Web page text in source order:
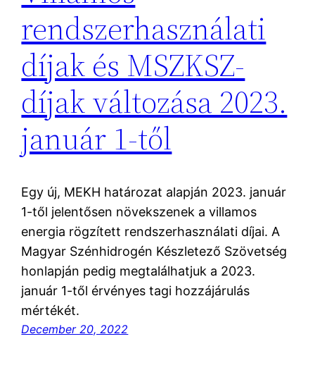
rendszerhasználati
díjak és MSZKSZ-
díjak változása 2023.
január 1-től
Egy új, MEKH határozat alapján 2023. január
1-től jelentősen növekszenek a villamos
energia rögzített rendszerhasználati díjai. A
Magyar Szénhidrogén Készletező Szövetség
honlapján pedig megtalálhatjuk a 2023.
január 1-től érvényes tagi hozzájárulás
mértékét.
December 20, 2022